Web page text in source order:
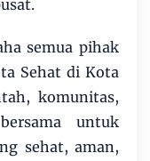
semua pihak
Sehat di Kota
komunitas,
untuk
sehat, aman,